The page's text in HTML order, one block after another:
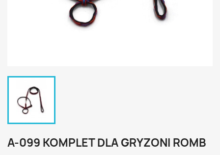
A-099 KOMPLET DLA GRYZONI ROMB